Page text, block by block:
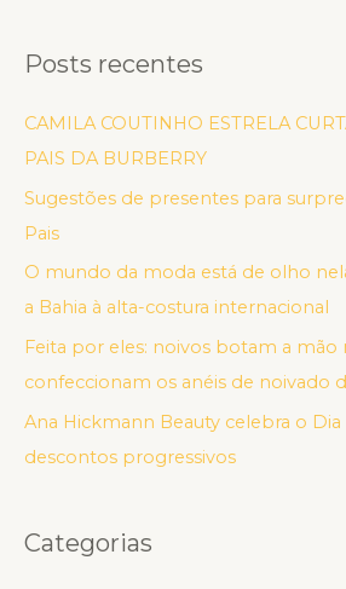
Posts recentes
CAMILA COUTINHO ESTRELA
PAIS DA BURBERRY
Sugestões de presentes para
Pais
O mundo da moda está de olho
a Bahia à alta-costura internacional
Feita por eles: noivos botam a mão
confeccionam os anéis de noivado
Ana Hickmann Beauty celebra o
descontos progressivos
Categorias